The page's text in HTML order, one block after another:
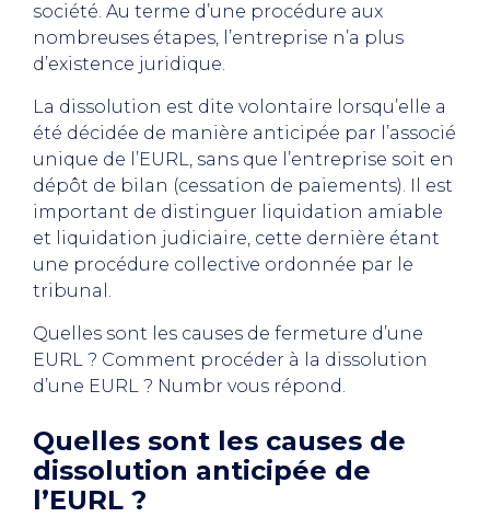
société. Au terme d’une procédure aux
nombreuses étapes, l’entreprise n’a plus
d’existence juridique.
La dissolution est dite volontaire lorsqu’elle a
été décidée de manière anticipée par l’associé
unique de l’EURL, sans que l’entreprise soit en
dépôt de bilan (cessation de paiements). Il est
important de distinguer liquidation amiable
et liquidation judiciaire, cette dernière étant
une procédure collective ordonnée par le
tribunal.
Quelles sont les causes de fermeture d’une
EURL ? Comment procéder à la dissolution
d’une EURL ? Numbr vous répond.
Quelles sont les causes de
dissolution anticipée de
l’EURL ?